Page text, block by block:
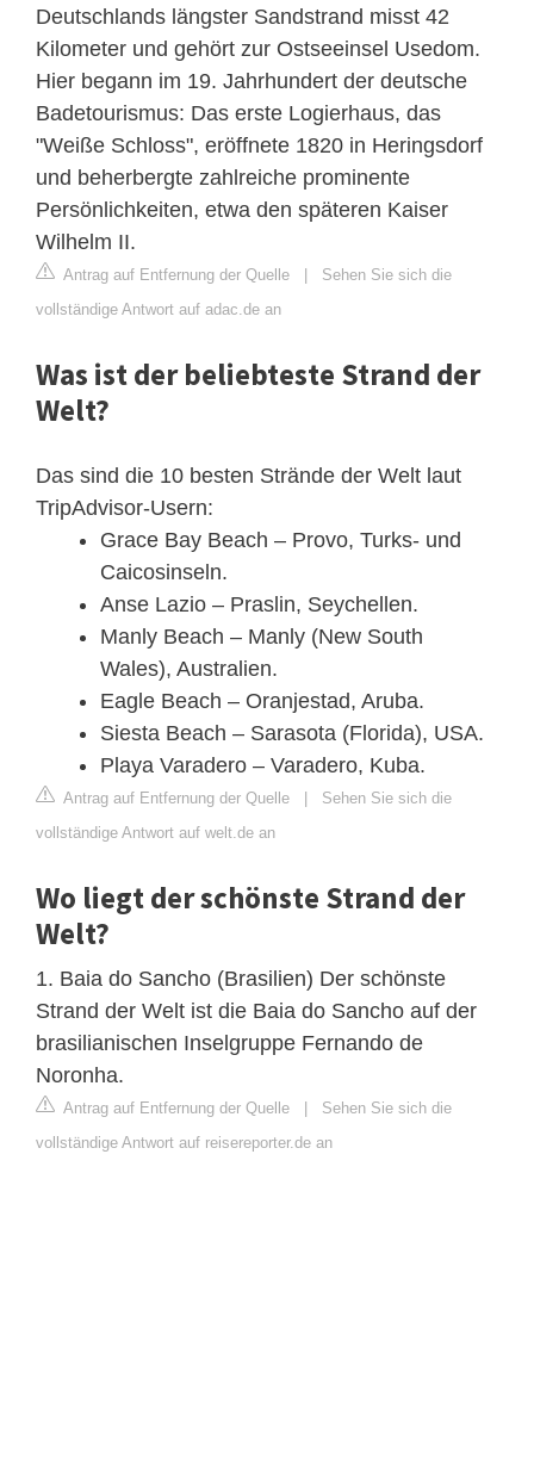
Deutschlands längster Sandstrand misst 42
Kilometer und gehört zur Ostseeinsel Usedom.
Hier begann im 19. Jahrhundert der deutsche
Badetourismus: Das erste Logierhaus, das
"Weiße Schloss", eröffnete 1820 in Heringsdorf
und beherbergte zahlreiche prominente
Persönlichkeiten, etwa den späteren Kaiser
Wilhelm II.
Antrag auf Entfernung der Quelle | Sehen Sie sich die
vollständige Antwort auf adac.de an
Was ist der beliebteste Strand der
Welt?
Das sind die 10 besten Strände der Welt laut
TripAdvisor-Usern:
Grace Bay Beach – Provo, Turks- und
Caicosinseln.
Anse Lazio – Praslin, Seychellen.
Manly Beach – Manly (New South
Wales), Australien.
Eagle Beach – Oranjestad, Aruba.
Siesta Beach – Sarasota (Florida), USA.
Playa Varadero – Varadero, Kuba.
Antrag auf Entfernung der Quelle | Sehen Sie sich die
vollständige Antwort auf welt.de an
Wo liegt der schönste Strand der
Welt?
1. Baia do Sancho (Brasilien) Der schönste
Strand der Welt ist die Baia do Sancho auf der
brasilianischen Inselgruppe Fernando de
Noronha.
Antrag auf Entfernung der Quelle | Sehen Sie sich die
vollständige Antwort auf reisereporter.de an